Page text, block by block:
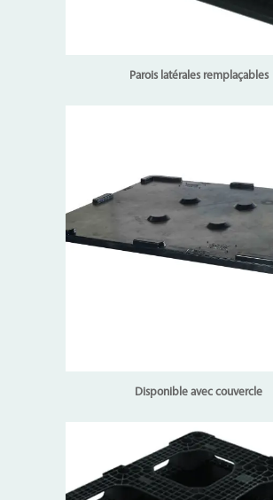
Parois latérales remplaçables
Disponible avec couvercle